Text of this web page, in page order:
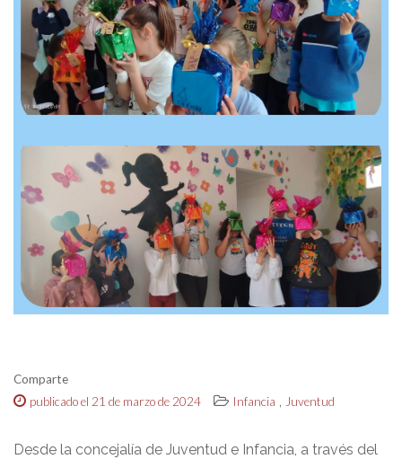
Comparte
publicado el 21 de marzo de 2024
Infancia , Juventud
Desde la concejalía de Juventud e Infancia, a través del